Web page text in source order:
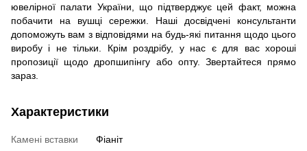
ювелірної палати України, що підтверджує цей факт, можна
побачити на вушці сережки. Наші досвідчені консультанти
допоможуть вам з відповідями на будь-які питання щодо цього
виробу і не тільки. Крім роздрібу, у нас є для вас хороші
пропозиції щодо дропшипінгу або опту. Звертайтеся прямо
зараз.
Характеристики
Камені вставки
Фіаніт